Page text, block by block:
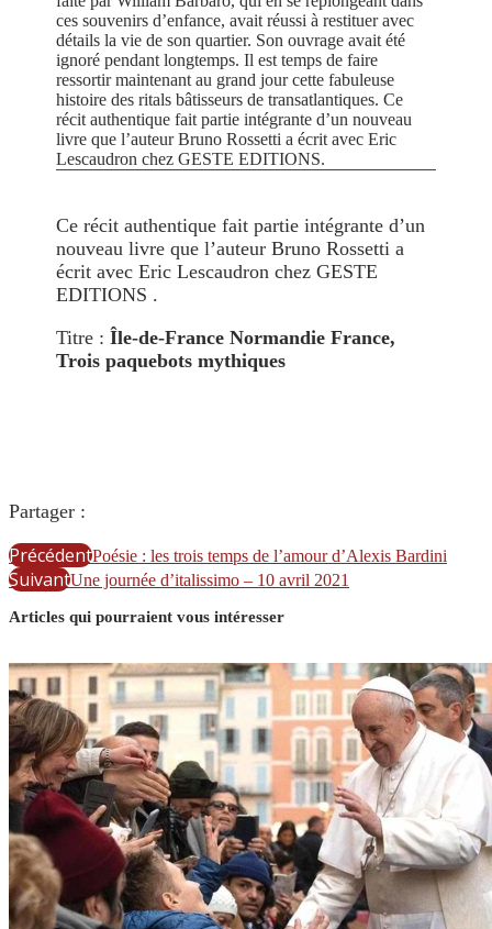
ces souvenirs d’enfance, avait réussi à restituer avec
détails la vie de son quartier. Son ouvrage avait été
ignoré pendant longtemps. Il est temps de faire
ressortir maintenant au grand jour cette fabuleuse
histoire des ritals bâtisseurs de transatlantiques. Ce
récit authentique fait partie intégrante d’un nouveau
livre que l’auteur Bruno Rossetti a écrit avec Eric
Lescaudron chez GESTE EDITIONS.
Ce récit authentique fait partie intégrante d’un
nouveau livre que l’auteur Bruno Rossetti a
écrit avec Eric Lescaudron chez GESTE
EDITIONS .
Titre :Île-de-France Normandie France,
Trois paquebots mythiques
Partager :
PrécédentPoésie : les trois temps de l’amour d’Alexis Bardini
SuivantUne journée d’italissimo – 10 avril 2021
Articles qui pourraient vous intéresser